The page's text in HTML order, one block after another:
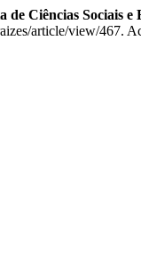
de Ciências Sociais e
article/view/467.